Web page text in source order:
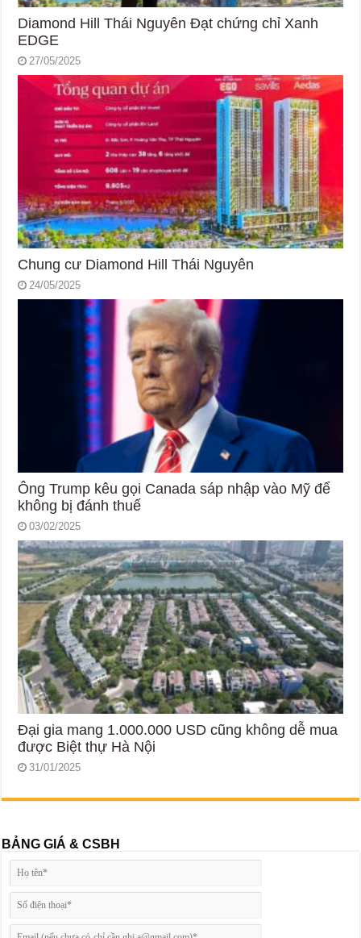
Diamond Hill Thái Nguyên Đạt chứng chỉ Xanh
EDGE
27/05/2025
Chung cư Diamond Hill Thái Nguyên
24/05/2025
Ông Trump kêu gọi Canada sáp nhập vào Mỹ để
không bị đánh thuế
03/02/2025
Đại gia mang 1.000.000 USD cũng không dễ mua
được Biệt thự Hà Nội
31/01/2025
BẢNG GIÁ & CSBH